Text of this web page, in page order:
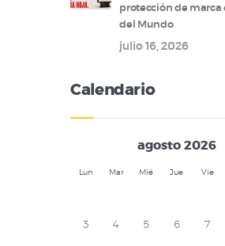
protección de marca
del Mundo
julio 16, 2026
Calendario
agosto 2026
Lun Mar Mié Jue Vie
3 4 5 6 7